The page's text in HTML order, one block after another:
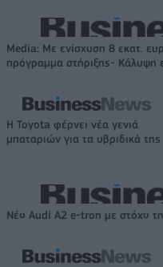
Media: Με ενίσχυση 8 εκατ.
πρόγραμμα στήριξης-
Η Toyota φέρνει νέα γενιά
μπαταριών για τα υβριδικά της
Νέο Audi A2 e-tron με στόχο